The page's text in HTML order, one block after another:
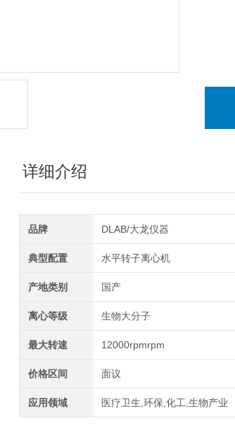
详细介绍
品牌 DLAB/大龙仪器
典型配置 水平转子离心机
产地类别 国产
离心等级 生物大分子
最大转速 12000rpmrpm
价格区间 面议
应用领域 医疗卫生,环保,化工,生物产业